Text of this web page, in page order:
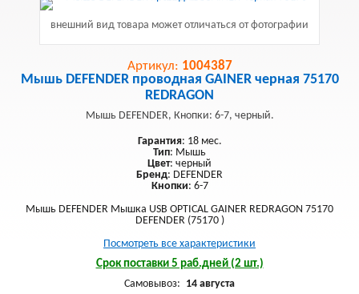
внешний вид товара может отличаться от фотографии
Артикул: 1004387
Мышь DEFENDER проводная GAINER черная 75170
REDRAGON
Мышь DEFENDER, Кнопки: 6-7, черный.
Гарантия: 18 мес.
Тип: Мышь
Цвет: черный
Бренд: DEFENDER
Кнопки: 6-7
Мышь DEFENDER Мышка USB OPTICAL GAINER REDRAGON 75170
DEFENDER (75170 )
Посмотреть все характеристики
Срок поставки 5 раб.дней (2 шт.)
Самовывоз: 14 августа